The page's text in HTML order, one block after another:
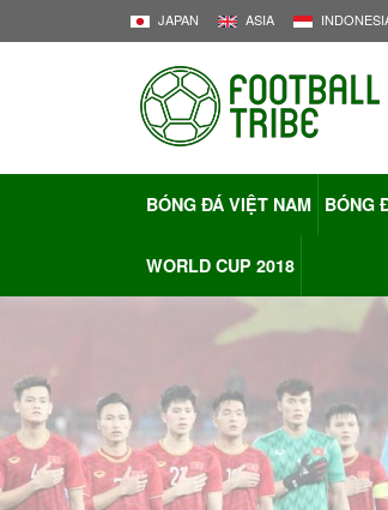
JAPAN ASIA
BÓNG ĐÁ VIỆT NAM BÓNG
WORLD CUP 2018